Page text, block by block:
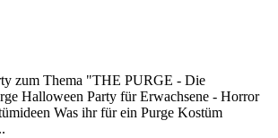
zum Thema "THE PURGE - Die
Halloween Party für Erwachsene - Horror
Was ihr für ein Purge Kostüm